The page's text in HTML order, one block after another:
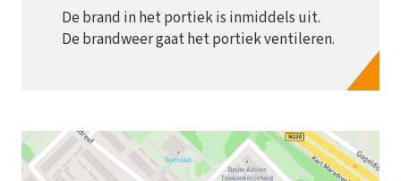
De brand in het portiek is inmiddels uit.
De brandweer gaat het portiek ventileren.